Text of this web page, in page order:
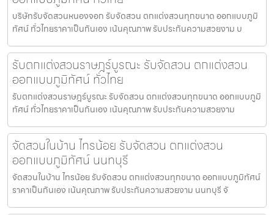
บริษัทรับจัดสวนหนองจอก รับจัดสวน ตกแต่งสวนทุกขนาด ออกแบบภูมิ
ทัศน์ ทั่วไทยราคาเป็นกันเอง เน้นคุณภาพ รับประกันความสวยงาม บ
รับตกแต่งสวนราษฎร์บูรณะ รับจัดสวน ตกแต่งสวน
ออกแบบภูมิทัศน์ ทั่วไทย
รับตกแต่งสวนราษฎร์บูรณะ รับจัดสวน ตกแต่งสวนทุกขนาด ออกแบบภูมิ
ทัศน์ ทั่วไทยราคาเป็นกันเอง เน้นคุณภาพ รับประกันความสวยงาม
จัดสวนในบ้าน ไทรน้อย รับจัดสวน ตกแต่งสวน
ออกแบบภูมิทัศน์ นนทบุรี
จัดสวนในบ้าน ไทรน้อย รับจัดสวน ตกแต่งสวนทุกขนาด ออกแบบภูมิทัศน์
ราคาเป็นกันเอง เน้นคุณภาพ รับประกันความสวยงาม นนทบุรี จั